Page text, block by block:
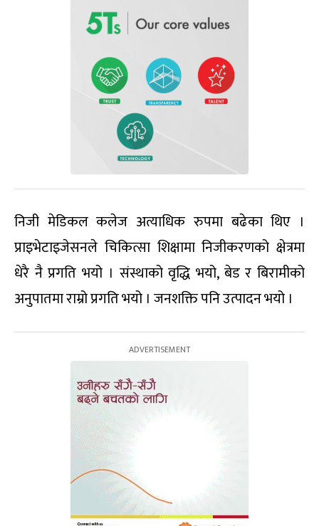
निजी मेडिकल कलेज अत्याधिक रुपमा बढेका थिए ।
प्राइभेटाइजेसनले चिकित्सा शिक्षामा निजीकरणको क्षेत्रमा
धेरै नै प्रगति भयो । संस्थाको वृद्धि भयो, बेड र बिरामीको
अनुपातमा राम्रो प्रगति भयो । जनशक्ति पनि उत्पादन भयो ।